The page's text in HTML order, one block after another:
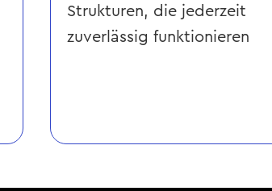
Strukturen, die jederzeit
zuverlässig funktionieren